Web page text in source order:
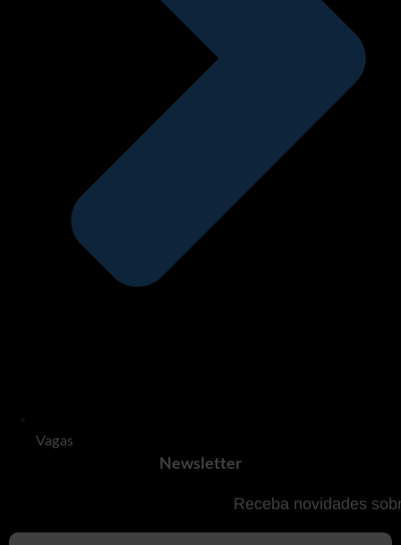
Vagas
Newsletter
Receba novidades